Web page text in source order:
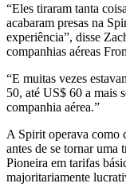
“Eles tiraram tanta
acabaram presas na
experiência”, disse
companhias aéreas
“E muitas vezes
50, até US$ 60 a mais
companhia aérea.”
A Spirit operava como
antes de se tornar uma
Pioneira em tarifas
majoritariamente